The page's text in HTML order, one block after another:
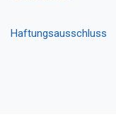
Haftungsausschluss